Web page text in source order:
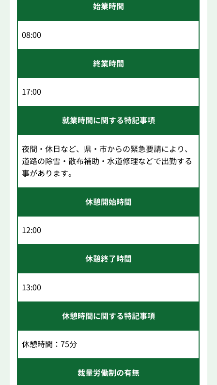
始業時間
08:00
終業時間
17:00
就業時間に関する特記事項
夜間・休日など、県・市からの緊急要請により、
道路の除雪・散布補助・水道修理などで出勤する
事があります。
休憩開始時間
12:00
休憩終了時間
13:00
休憩時間に関する特記事項
休憩時間：75分
裁量労働制の有無